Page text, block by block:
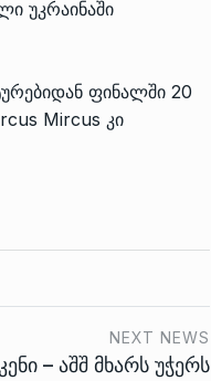
უკრაინაში
ფინალში 20
Mircus კი
NEXT NEWS
– აშშ მხარს უჭერს